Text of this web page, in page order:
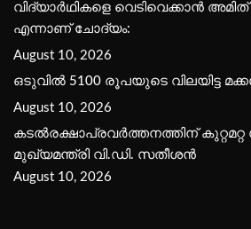
വിദ്യാര്‍ഥികളെ വെടിവെക്കാന്‍
എന്നാണ് ചോദ്യം:
August 10, 2026
ഒടുവിൽ 5100 രൂപയുടെ വിലയിട്ട
August 10, 2026
കടല്‍രക്ഷാപ്രവര്‍ത്തനത്തിന് കുറ്റമറ്റ
മുഖ്യമന്ത്രി വി.ഡി. സതീശന്‍
August 10, 2026